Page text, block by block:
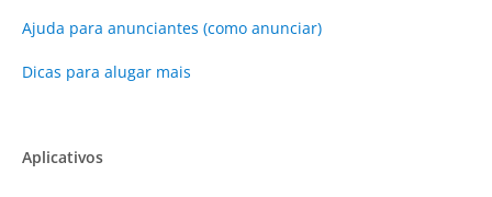
Ajuda para anunciantes (como anunciar)
Dicas para alugar mais
Aplicativos